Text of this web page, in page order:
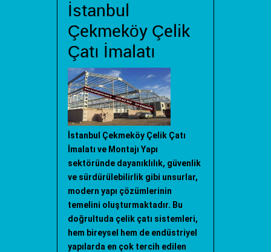
İstanbul
Çekmeköy Çelik
Çatı İmalatı
İstanbul Çekmeköy Çelik Çatı
İmalatı ve Montajı Yapı
sektöründe dayanıklılık, güvenlik
ve sürdürülebilirlik gibi unsurlar,
modern yapı çözümlerinin
temelini oluşturmaktadır. Bu
doğrultuda çelik çatı sistemleri,
hem bireysel hem de endüstriyel
yapılarda en çok tercih edilen